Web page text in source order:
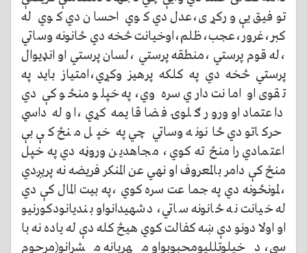
توفیق یې ورکړی،عدل دي کوي احسان دي کوي له
کبر،غرور،عجب،ظلم،اوخیانت څخه دي ځانونه وساتي
،له قوم پرستي ،منطقه پرستي ،لسان پرستي او انډیوال
پرستي څخه دي په کلکه پرهیز وکړي،امتیاز باید په
تقوی او امانت داري سره وي،په خپلو منځو کې دي
داعتماد او ورور ګلوۍ فضا قایمه کړي ،او له داسي
حرکاتو دي ځانونه وساتي چي په خپل منځ کې بې
اعتمادي را منځ ته کوي، مجاهدین وروڼه دي په خپل
منځ کې دامر بالمعروف او نهي عن المنکر فریضه نه پریږدي
،لمونځونه دي په جما عت سره کوي ،په بیت المال کې دي
له خیانت نه ځانونه ساتي، دشهیدانواو بندیانودکورنیو
او اولا دونو دې ښه کفالت کوي هیڅ کله دې له یاده نه با
سي، دخپلوتللیومحبوبواو مهربانه مشرانو(مرحوم